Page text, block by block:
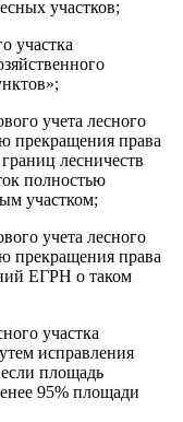
участков;
участка
учета лесного
прекращения права
лесничеств
полностью
участком;
учета лесного
прекращения права
ЕГРН о таком
участка
исправления
площадь
95% площади